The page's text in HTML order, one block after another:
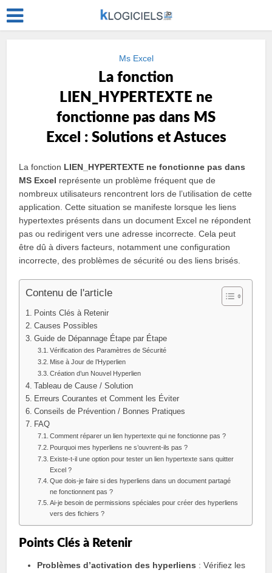
Ms Excel
La fonction
LIEN_HYPERTEXTE ne
fonctionne pas dans MS
Excel : Solutions et Astuces
La fonction LIEN_HYPERTEXTE ne fonctionne pas dans
MS Excel représente un problème fréquent que de
nombreux utilisateurs rencontrent lors de l’utilisation de cette
application. Cette situation se manifeste lorsque les liens
hypertextes présents dans un document Excel ne répondent
pas ou redirigent vers une adresse incorrecte. Cela peut
être dû à divers facteurs, notamment une configuration
incorrecte, des problèmes de sécurité ou des liens brisés.
Contenu de l'article
Points Clés à Retenir
Causes Possibles
Guide de Dépannage Étape par Étape
Vérification des Paramètres de Sécurité
Mise à Jour de l’Hyperlien
Création d’un Nouvel Hyperlien
Tableau de Cause / Solution
Erreurs Courantes et Comment les Éviter
Conseils de Prévention / Bonnes Pratiques
FAQ
Comment réparer un lien hypertexte qui ne fonctionne pas ?
Pourquoi mes hyperliens ne s’ouvrent-ils pas ?
Existe-t-il une option pour tester un lien hypertexte sans quitter
Excel ?
Que dois-je faire si des hyperliens dans un document partagé
ne fonctionnent pas ?
Ai-je besoin de permissions spéciales pour créer des hyperliens
vers des fichiers ?
Points Clés à Retenir
Problèmes d’activation des hyperliens : Vérifiez les